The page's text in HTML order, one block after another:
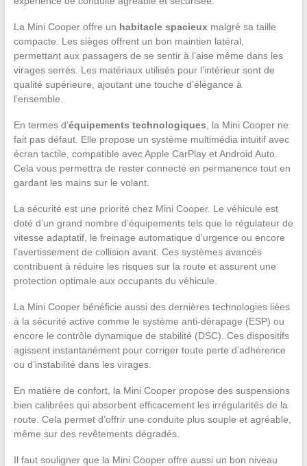
La Mini Cooper offre un habitacle spacieuxmalgré sa taille
compacte. Les sièges offrent un bon maintien latéral,
permettant aux passagers de se sentir à l’aise même dans les
virages serrés. Les matériaux utilisés pour l’intérieur sont de
qualité supérieure, ajoutant une touche d’élégance à
l’ensemble.
En termes d’équipements technologiques , la Mini Cooper ne
fait pas défaut. Elle propose un système multimédia intuitif avec
écran tactile, compatible avec Apple CarPlay et Android Auto.
Cela vous permettra de rester connecté en permanence tout en
gardant les mains sur le volant.
La sécurité est une priorité chez Mini Cooper. Le véhicule est
doté d’un grand nombre d’équipements tels que le régulateur de
vitesse adaptatif, le freinage automatique d’urgence ou encore
l’avertissement de collision avant. Ces systèmes avancés
contribuent à réduire les risques sur la route et assurent une
protection optimale aux occupants du véhicule.
La Mini Cooper bénéficie aussi des dernières technologies liées
à la sécurité active comme le système anti-dérapage (ESP) ou
encore le contrôle dynamique de stabilité (DSC). Ces dispositifs
agissent instantanément pour corriger toute perte d’adhérence
ou d’instabilité dans les virages.
En matière de confort, la Mini Cooper propose des suspensions
bien calibrées qui absorbent efficacement les irrégularités de la
route. Cela permet d’offrir une conduite plus souple et agréable,
même sur des revêtements dégradés.
Il faut souligner que la Mini Cooper offre aussi un bon niveau